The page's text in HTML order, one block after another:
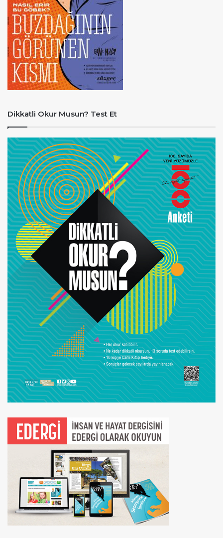
Dikkatli Okur Musun? Test Et